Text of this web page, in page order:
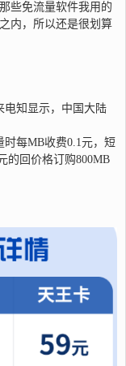
些免流量软件我用的
内，所以还是很划算
电知显示，中国大陆
每MB收费0.1元，短
的回价格订购800MB